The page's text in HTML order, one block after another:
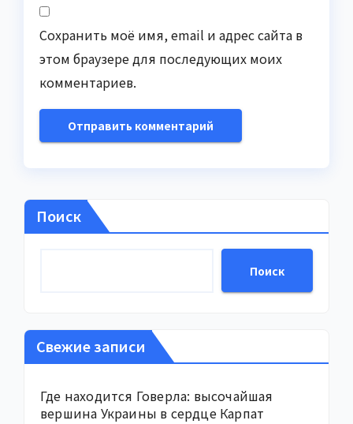
Сохранить моё имя, email и адрес сайта в
этом браузере для последующих моих
комментариев.
Поиск
Поиск
Свежие записи
Где находится Говерла: высочайшая
вершина Украины в сердце Карпат